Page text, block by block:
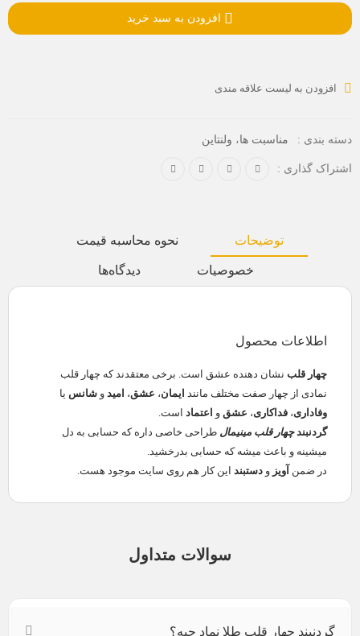
افزودن به سبد خرید
افزودن به لیست علاقه مندی
دسته بندی : مناسبت ها، ولنتاین
اشتراک گذاری :
توضیحات نحوه محاسبه قیمت
خصوصیات دیدگاه‌ها
اطلاعات محصول
چهار قلب نشان دهنده عشق است. برخی معتقدند که چهار قلب
نمادی از چهار صفت مختلف مانند ایمان، عشق، امید و شانس یا
وفاداری، فداکاری، عشق و اعتماد است.
گردنبندچهار قلب مینیمال طراحی خاصی داره که حسابی به دل
میشینه و باعث میشه که حسابی بدرخشید.
در ضمن آویز و دستبند این کار هم روی سایت موجود هست.
سوالات متداول
گردنبند چهار قلب طلا نماد چیه؟